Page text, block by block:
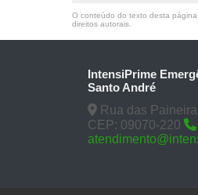
O conteúdo do texto desta
direitos autorais
IntensiPrime
Santo André
Rua das
CEP: 09070-220